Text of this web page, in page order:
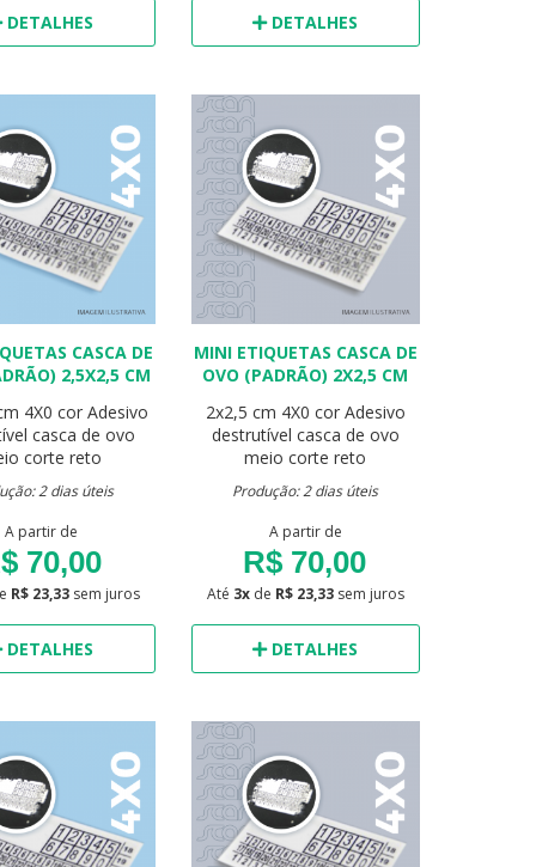
DETALHES DETALHES
CASCA DE
2,5X2,5 CM
4X0 cor Adesivo
casca de ovo
corte reto
2 dias úteis
A partir de
70,00
R$ 23,33sem juros
DETALHES
MINI ETIQUETAS CASCA DE
OVO (PADRÃO) 2X2,5 CM
2x2,5 cm 4X0 cor Adesivo
destrutível casca de ovo
meio corte reto
Produção: 2 dias úteis
A partir de
R$ 70,00
Até 3xde R$ 23,33sem juros
DETALHES